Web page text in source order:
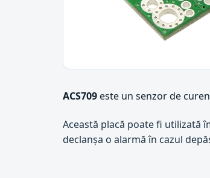
ACS709este un senzor de
Această placă poate fi utilizată
declanșa o alarmă în cazul